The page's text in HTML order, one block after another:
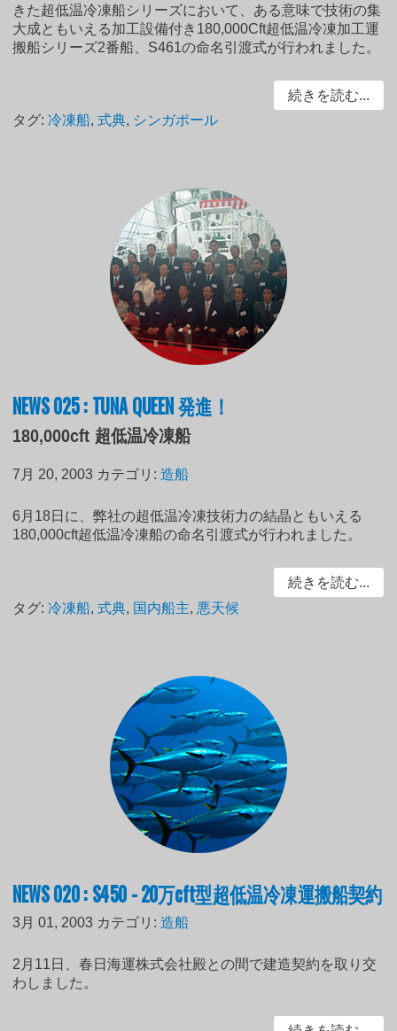
きた超低温冷凍船シリーズにおいて、ある意味で技術の集
大成ともいえる加工設備付き180,000Cft超低温冷凍加工運
搬船シリーズ2番船、S461の命名引渡式が行われました。
続きを読む...
タグ:冷凍船,式典, シンガポール
NEWS 025 : TUNA QUEEN 発進！
180,000cft 超低温冷凍船
7月 20, 2003 カテゴリ:造船
6月18日に、弊社の超低温冷凍技術力の結晶ともいえる
180,000cft超低温冷凍船の命名引渡式が行われました。
続きを読む...
タグ:冷凍船,式典, 国内船主, 悪天候
NEWS 020 : S450 - 20万cft型超低温冷凍運搬船契約
3月 01, 2003 カテゴリ:造船
2月11日、春日海運株式会社殿との間で建造契約を取り交
わしました。